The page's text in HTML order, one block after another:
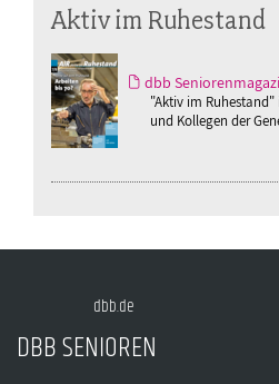
Aktiv im Ruhestand
dbb
"Aktiv im
und Kollegen der
dbb.de
DBB SENIOREN